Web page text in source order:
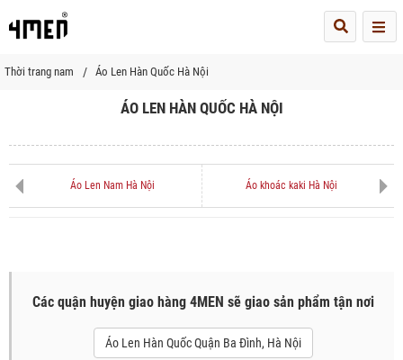
Thời trang nam Áo Len Hàn Quốc Hà Nội
ÁO LEN HÀN QUỐC HÀ NỘI
Áo Len Nam Hà Nội Áo khoác kaki Hà Nội
Các quận huyện giao hàng 4MEN sẽ giao sản phẩm tận nơi
Áo Len Hàn Quốc Quận Ba Đình, Hà Nội